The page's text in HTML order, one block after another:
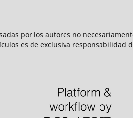
por los autores no
es de exclusiva responsabilidad